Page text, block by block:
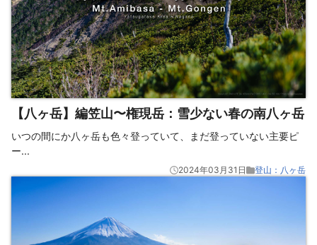
【八ヶ岳】編笠山〜権現岳：雪少ない春の南八ヶ岳
いつの間にか八ヶ岳も色々登っていて、まだ登っていない主要ピ
ー...
2024年03月31日 登山：八ヶ岳